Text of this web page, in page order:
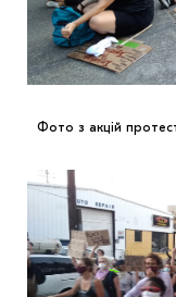
Фото з акцій